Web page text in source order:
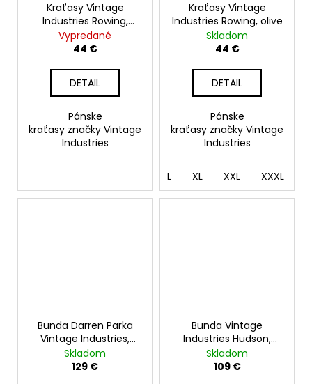
Kraťasy Vintage
Industries Rowing,
sand
Vypredané
44 €
DETAIL
Pánske
kraťasy značky Vintage
Industries
Kraťasy Vintage
Industries Rowing, olive
Skladom
44 €
DETAIL
Pánske
kraťasy značky Vintage
Industries
L XL XXL XXXL
Bunda Darren Parka
Vintage Industries,
olive drab
Skladom
129 €
Bunda Vintage
Industries Hudson,
olive
Skladom
109 €